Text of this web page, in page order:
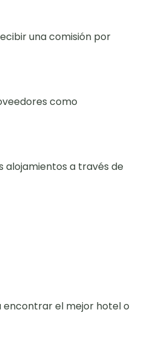
una comisión por
como
alojamientos a través de
encontrar el mejor hotel o